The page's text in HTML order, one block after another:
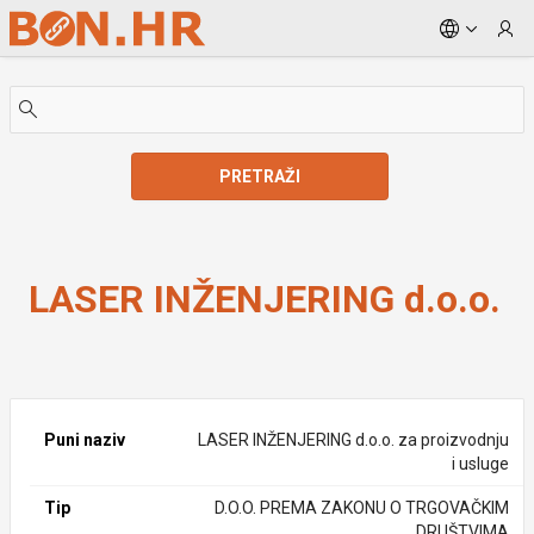
Skip to Main Content
PRETRAŽI
LASER INŽENJERING d.o.o.
Puni naziv
LASER INŽENJERING d.o.o. za proizvodnju
i usluge
Tip
D.O.O. PREMA ZAKONU O TRGOVAČKIM